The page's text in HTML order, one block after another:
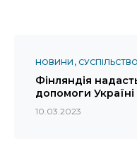
НОВИНИ СУСПІЛЬСТВО
Фінляндія
допомоги Україні
10.03.2023